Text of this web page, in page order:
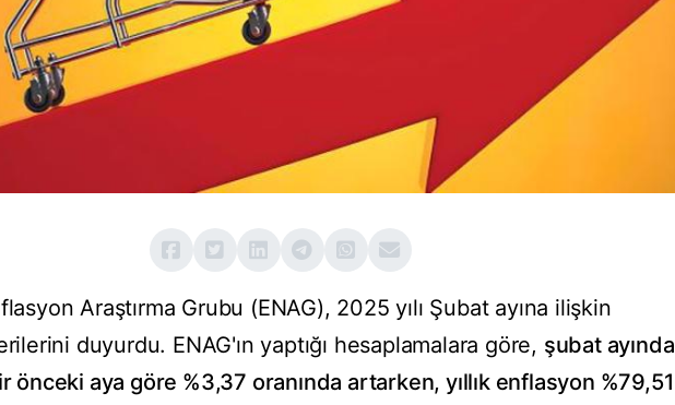
Araştırma Grubu (ENAG), 2025 yılı Şubat ayına ilişkin
duyurdu. ENAG'ın yaptığı hesaplamalara göre, şubat ayında
önceki aya göre %3,37 oranında artarken, yıllık enflasyon %79,51